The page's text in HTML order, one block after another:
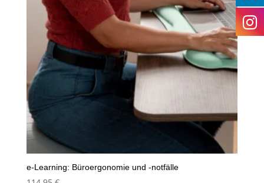
e-Learning: Büroergonomie und -notfälle